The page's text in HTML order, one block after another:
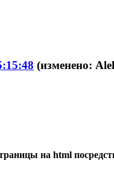
(изменено:
на html